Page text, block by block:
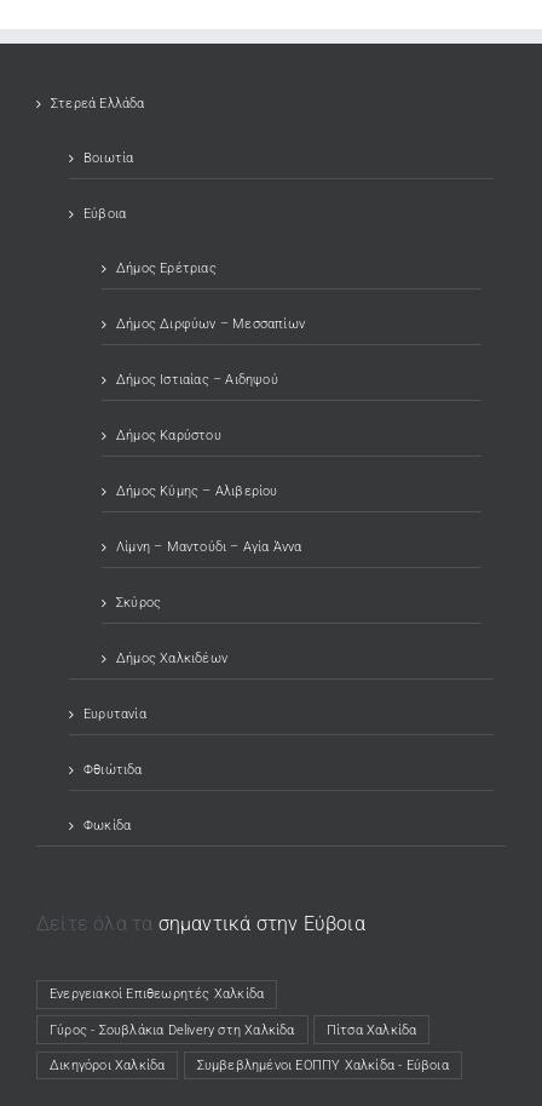
Στερεά Ελλάδα
Βοιωτία
Εύβοια
Δήμος Ερέτριας
Δήμος Διρφύων – Μεσσαπίων
Δήμος Ιστιαίας – Αιδηψού
Δήμος Καρύστου
Δήμος Κύμης – Αλιβερίου
Λίμνη – Μαντούδι – Αγία Άννα
Σκύρος
Δήμος Χαλκιδέων
Ευρυτανία
Φθιώτιδα
Φωκίδα
Δείτε όλα τα σημαντικά στην Εύβοια
Ενεργειακοί Επιθεωρητές Χαλκίδα
(opens in a new tab)
Γύρος - Σουβλάκια Delivery στη Χαλκίδα
(opens in a new tab) Πίτσα Χαλκίδα
(opens in a new tab)
Δικηγόροι Χαλκίδα
(opens in a new tab) Συμβεβλημένοι ΕΟΠΠΥ Χαλκίδα - Εύβοια
(opens in a new tab)